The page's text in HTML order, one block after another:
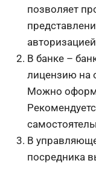
позволяет
В банке –
лицензию на
Можно
В
посредника